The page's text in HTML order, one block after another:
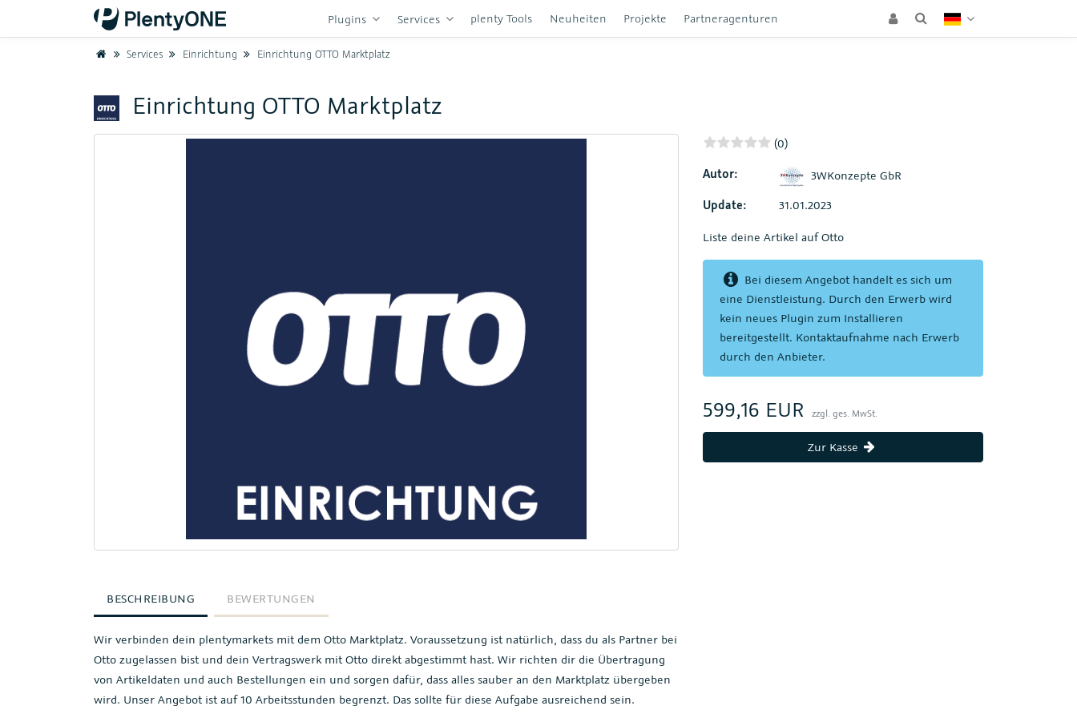
Plugins Services plenty Tools Neuheiten Projekte Partneragenturen
HomeServices Einrichtung Einrichtung OTTO Marktplatz
Einrichtung OTTO Marktplatz
(0)
Autor:
3WKonzepte GbR
Update:
31.01.2023
Liste deine Artikel auf Otto
Bei diesem Angebot handelt es sich um
eine Dienstleistung. Durch den Erwerb wird
kein neues Plugin zum Installieren
bereitgestellt. Kontaktaufnahme nach Erwerb
durch den Anbieter.
599,16 EUR zzgl. ges. MwSt.
Zur Kasse
BESCHREIBUNG BEWERTUNGEN
Wir verbinden dein plentymarkets mit dem Otto Marktplatz. Voraussetzung ist natürlich, dass du als Partner bei
Otto zugelassen bist und dein Vertragswerk mit Otto direkt abgestimmt hast. Wir richten dir die Übertragung
von Artikeldaten und auch Bestellungen ein und sorgen dafür, dass alles sauber an den Marktplatz übergeben
wird. Unser Angebot ist auf 10 Arbeitsstunden begrenzt. Das sollte für diese Aufgabe ausreichend sein.